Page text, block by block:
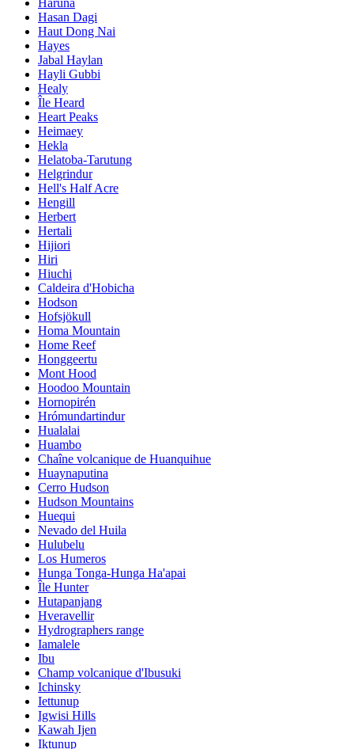
Hasan Dagi
Haut Dong Nai
Hayes
Jabal Haylan
Hayli Gubbi
Healy
Île Heard
Heart Peaks
Heimaey
Hekla
Helatoba-Tarutung
Helgrindur
Hell's Half Acre
Hengill
Herbert
Hertali
Hijiori
Hiri
Hiuchi
Caldeira d'Hobicha
Hodson
Hofsjökull
Homa Mountain
Home Reef
Honggeertu
Mont Hood
Hoodoo Mountain
Hornopirén
Hrómundartindur
Hualalai
Huambo
Chaîne volcanique de Huanquihue
Huaynaputina
Cerro Hudson
Hudson Mountains
Huequi
Nevado del Huila
Hulubelu
Los Humeros
Hunga Tonga-Hunga Ha'apai
Île Hunter
Hutapanjang
Hveravellir
Hydrographers range
Iamalele
Ibu
Champ volcanique d'Ibusuki
Ichinsky
Iettunup
Igwisi Hills
Kawah Ijen
Iktunup